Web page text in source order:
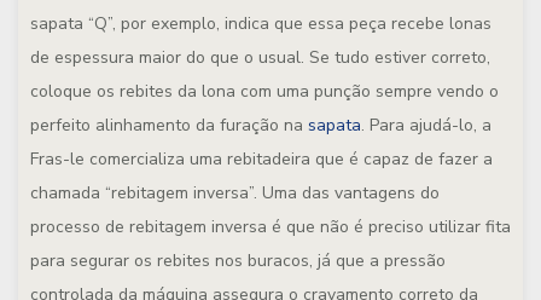
sapata “Q”, por exemplo, indica que essa peça recebe lonas
de espessura maior do que o usual. Se tudo estiver correto,
coloque os rebites da lona com uma punção sempre vendo o
perfeito alinhamento da furação na sapata. Para ajudá-lo, a
Fras-le comercializa uma rebitadeira que é capaz de fazer a
chamada “rebitagem inversa”. Uma das vantagens do
processo de rebitagem inversa é que não é preciso utilizar fita
para segurar os rebites nos buracos, já que a pressão
controlada da máquina assegura o cravamento correto da